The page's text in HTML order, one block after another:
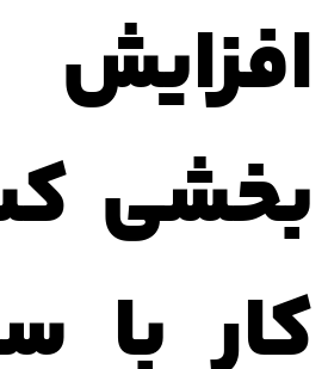
بخشی
کار با